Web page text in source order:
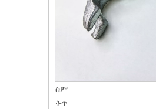
ስም
ቅጥ